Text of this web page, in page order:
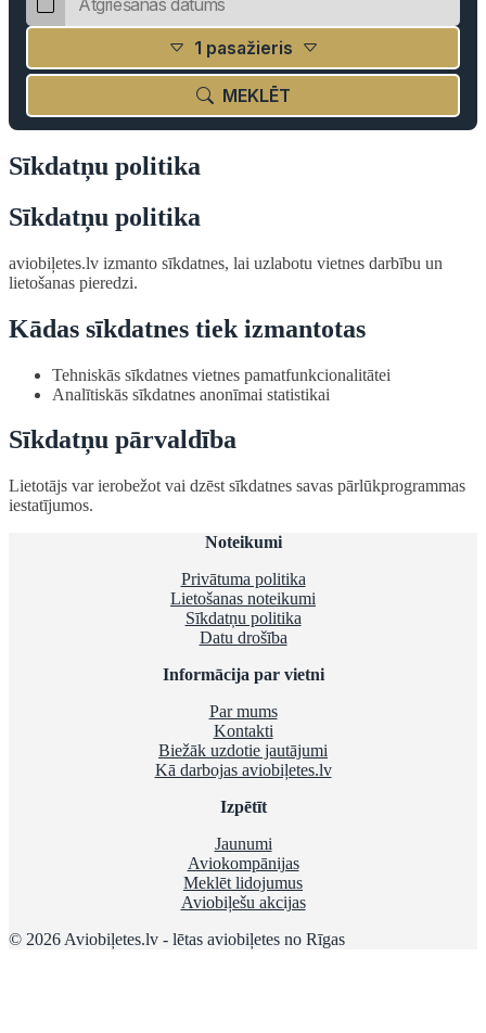
1 pasažieris
MEKLĒT
Sīkdatņu politika
Sīkdatņu politika
aviobiļetes.lv izmanto sīkdatnes, lai uzlabotu vietnes darbību un
lietošanas pieredzi.
Kādas sīkdatnes tiek izmantotas
Tehniskās sīkdatnes vietnes pamatfunkcionalitātei
Analītiskās sīkdatnes anonīmai statistikai
Sīkdatņu pārvaldība
Lietotājs var ierobežot vai dzēst sīkdatnes savas pārlūkprogrammas
iestatījumos.
Noteikumi
Privātuma politika
Lietošanas noteikumi
Sīkdatņu politika
Datu drošība
Informācija par vietni
Par mums
Kontakti
Biežāk uzdotie jautājumi
Kā darbojas aviobiļetes.lv
Izpētīt
Jaunumi
Aviokompānijas
Meklēt lidojumus
Aviobiļešu akcijas
© 2026 Aviobiļetes.lv - lētas aviobiļetes no Rīgas